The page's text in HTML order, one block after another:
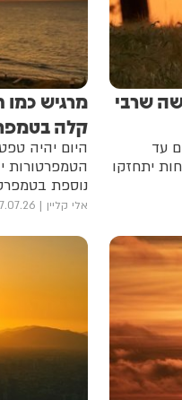
שרבי
עד
יתחזקו
מרגיש כמו
קלה
היום יהיה
הטמפרטורות
נוספת
אלי קליין